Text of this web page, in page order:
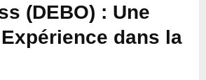
(DEBO) : Une
dans la